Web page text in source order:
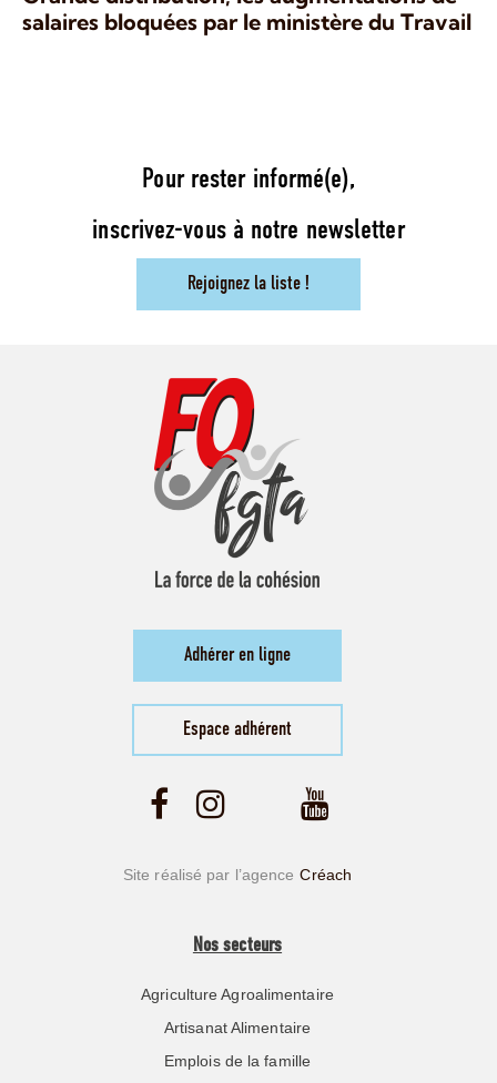
salaires bloquées par le ministère du Travail
Pour rester informé(e),
inscrivez-vous à notre newsletter
Rejoignez la liste !
Adhérer en ligne
Espace adhérent
Site réalisé par l’agence Créach
Nos secteurs
Agriculture Agroalimentaire
Artisanat Alimentaire
Emplois de la famille